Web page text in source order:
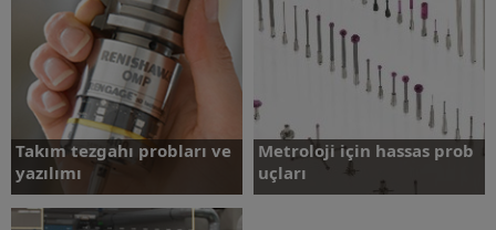
Daha fazlasını öğrenin Daha fazlasını öğrenin
Takım tezgahı probları ve
yazılımı
Metroloji için hassas prob
uçları